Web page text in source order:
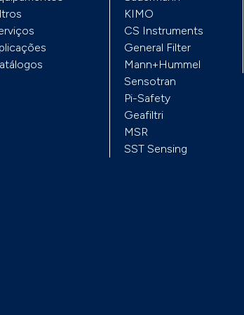
pressão diferencial
uma entrada para
termopar
KIMO
CS Instruments
General Filter
Mann+Hummel
Sensotran
Pi-Safety
Geafiltri
MSR
SST Sensing